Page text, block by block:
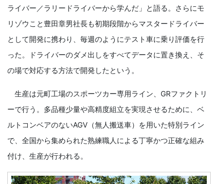
ライバー／ラリードライバーから学んだ」と語る。さらにモ
リゾウこと豊田章男社長も初期段階からマスタードライバー
として開発に携わり、毎週のようにテスト車に乗り評価を行
った。ドライバーのダメ出しをすべてデータに置き換え、そ
の場で対応する方法で開発したという。
生産は元町工場のスポーツカー専用ライン、GRファクトリ
ーで行う。多品種少量や高精度組立を実現させるために、ベ
ルトコンベアのないAGV（無人搬送車）を用いた特別ライン
で、全国から集められた熟練職人による丁寧かつ正確な組み
付け、生産が行われる。